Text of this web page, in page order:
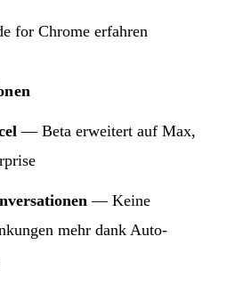
for Chrome erfahren
— Beta erweitert auf Max,
— Keine
mehr dank Auto-